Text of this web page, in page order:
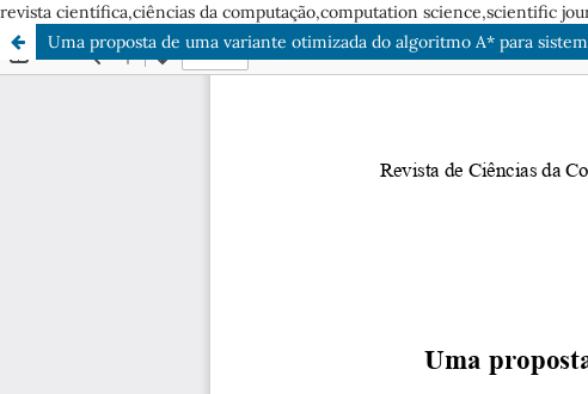
revista científica,ciências da computação,computation science,scientific
Uma proposta de uma variante otimizada do algoritmo A* para